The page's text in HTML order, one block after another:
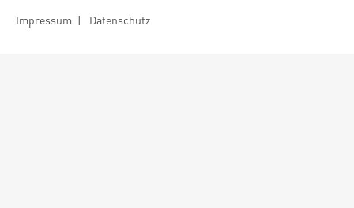
Impressum | Datenschutz